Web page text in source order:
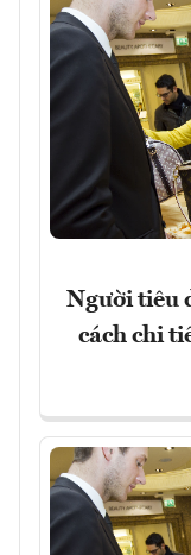
Người tiêu
cách chi